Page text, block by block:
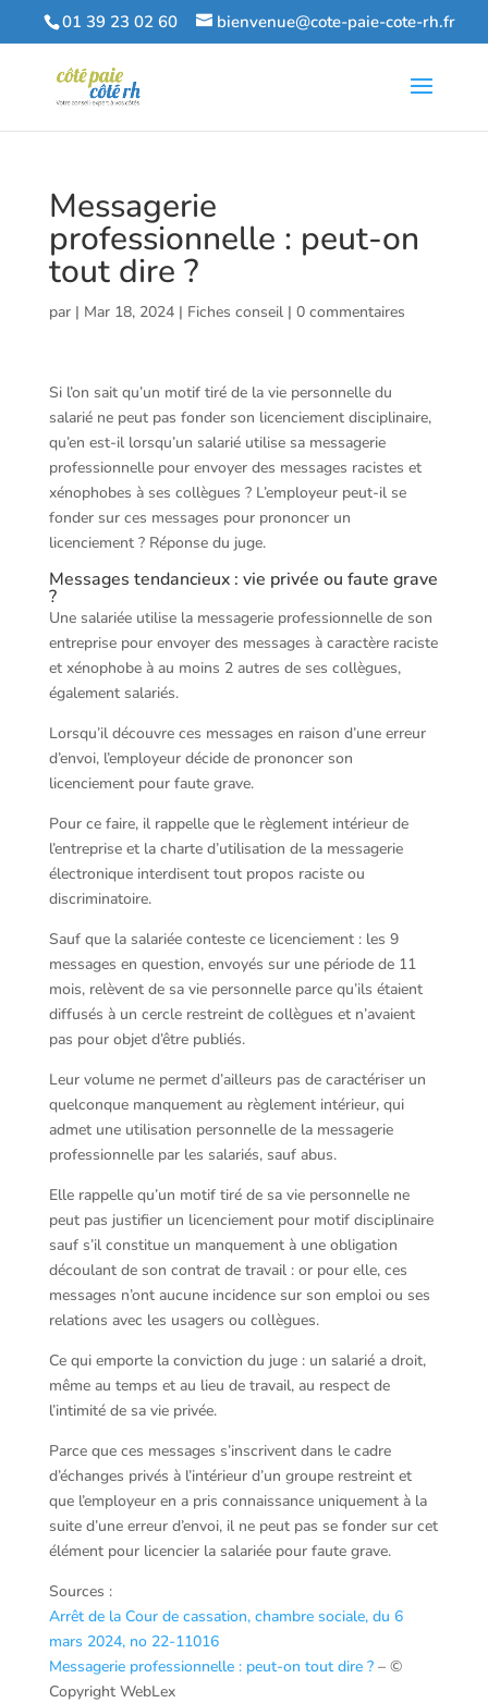
01 39 23 02 60 bienvenue@cote-paie-cote-rh.fr
Messagerie
professionnelle : peut-on
tout dire ?
par | Mar 18, 2024| Fiches conseil| 0 commentaires
Si l’on sait qu’un motif tiré de la vie personnelle du
salarié ne peut pas fonder son licenciement disciplinaire,
qu’en est-il lorsqu’un salarié utilise sa messagerie
professionnelle pour envoyer des messages racistes et
xénophobes à ses collègues ? L’employeur peut-il se
fonder sur ces messages pour prononcer un
licenciement ? Réponse du juge.
Messages tendancieux : vie privée ou faute grave
?
Une salariée utilise la messagerie professionnelle de son
entreprise pour envoyer des messages à caractère raciste
et xénophobe à au moins 2 autres de ses collègues,
également salariés.
Lorsqu’il découvre ces messages en raison d’une erreur
d’envoi, l’employeur décide de prononcer son
licenciement pour faute grave.
Pour ce faire, il rappelle que le règlement intérieur de
l’entreprise et la charte d’utilisation de la messagerie
électronique interdisent tout propos raciste ou
discriminatoire.
Sauf que la salariée conteste ce licenciement : les 9
messages en question, envoyés sur une période de 11
mois, relèvent de sa vie personnelle parce qu’ils étaient
diffusés à un cercle restreint de collègues et n’avaient
pas pour objet d’être publiés.
Leur volume ne permet d’ailleurs pas de caractériser un
quelconque manquement au règlement intérieur, qui
admet une utilisation personnelle de la messagerie
professionnelle par les salariés, sauf abus.
Elle rappelle qu’un motif tiré de sa vie personnelle ne
peut pas justifier un licenciement pour motif disciplinaire
sauf s’il constitue un manquement à une obligation
découlant de son contrat de travail : or pour elle, ces
messages n’ont aucune incidence sur son emploi ou ses
relations avec les usagers ou collègues.
Ce qui emporte la conviction du juge : un salarié a droit,
même au temps et au lieu de travail, au respect de
l’intimité de sa vie privée.
Parce que ces messages s’inscrivent dans le cadre
d’échanges privés à l’intérieur d’un groupe restreint et
que l’employeur en a pris connaissance uniquement à la
suite d’une erreur d’envoi, il ne peut pas se fonder sur cet
élément pour licencier la salariée pour faute grave.
Sources :
Arrêt de la Cour de cassation, chambre sociale, du 6
mars 2024, no 22-11016
Messagerie professionnelle : peut-on tout dire ?– ©
Copyright WebLex